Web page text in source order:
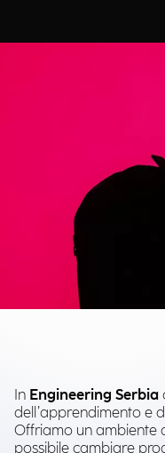
In Engineering Serbia
dell’apprendimento e
Offriamo un ambiente
possibile cambiare